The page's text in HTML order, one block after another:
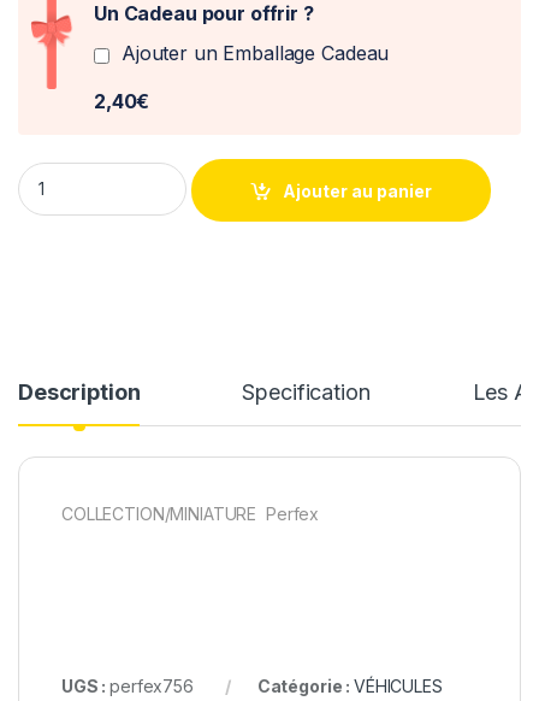
Un Cadeau pour offrir ?
Ajouter un Emballage Cadeau
2,40€
Renault VLE 19 T CRS Perfex 1/43 quantity
Ajouter au panier
Description Specification Les
COLLECTION/MINIATURE Perfex
UGS :perfex756 Catégorie : VÉHICULES